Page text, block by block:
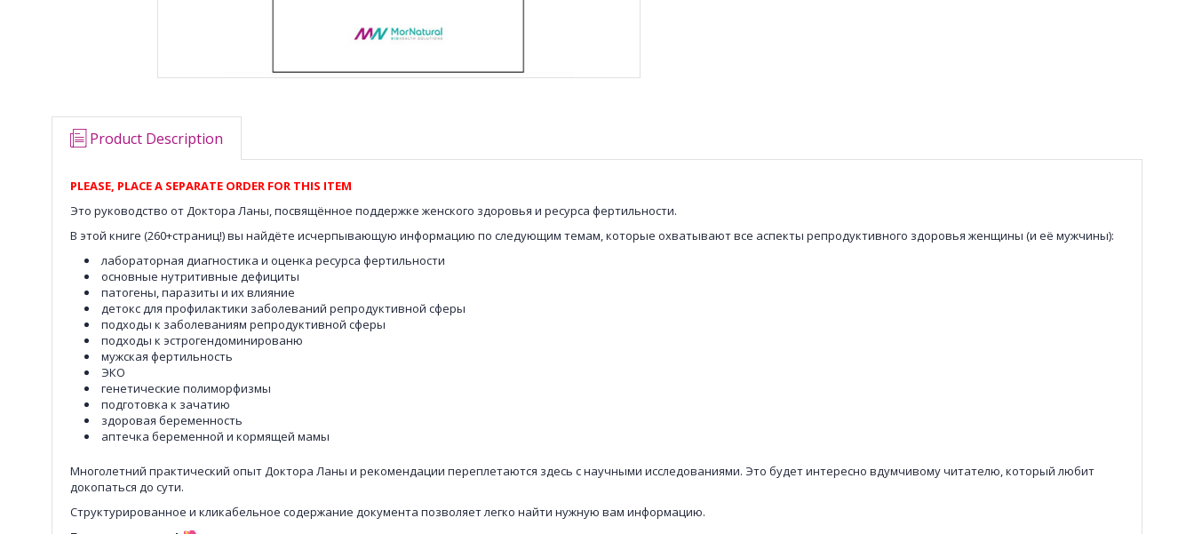
Product Description
PLEASE, PLACE A SEPARATE ORDER FOR THIS ITEM
Это руководство от Доктора Ланы, посвящённое поддержке женского здоровья и ресурса фертильности.
В этой книге (260+страниц!) вы найдёте исчерпывающую информацию по следующим темам, которые охватывают все аспекты репродуктивного здоровья женщины (и её мужчины):
лабораторная диагностика и оценка ресурса фертильности
основные нутритивные дефициты
патогены, паразиты и их влияние
детокс для профилактики заболеваний репродуктивной сферы
подходы к заболеваниям репродуктивной сферы
подходы к эстрогендоминированю
мужская фертильность
ЭКО
генетические полиморфизмы
подготовка к зачатию
здоровая беременность
аптечка беременной и кормящей мамы
Многолетний практический опыт Доктора Ланы и рекомендации переплетаются здесь с научными исследованиями. Это будет интересно вдумчивому читателю, который любит
докопаться до сути.
Структурированное и кликабельное содержание документа позволяет легко найти нужную вам информацию.